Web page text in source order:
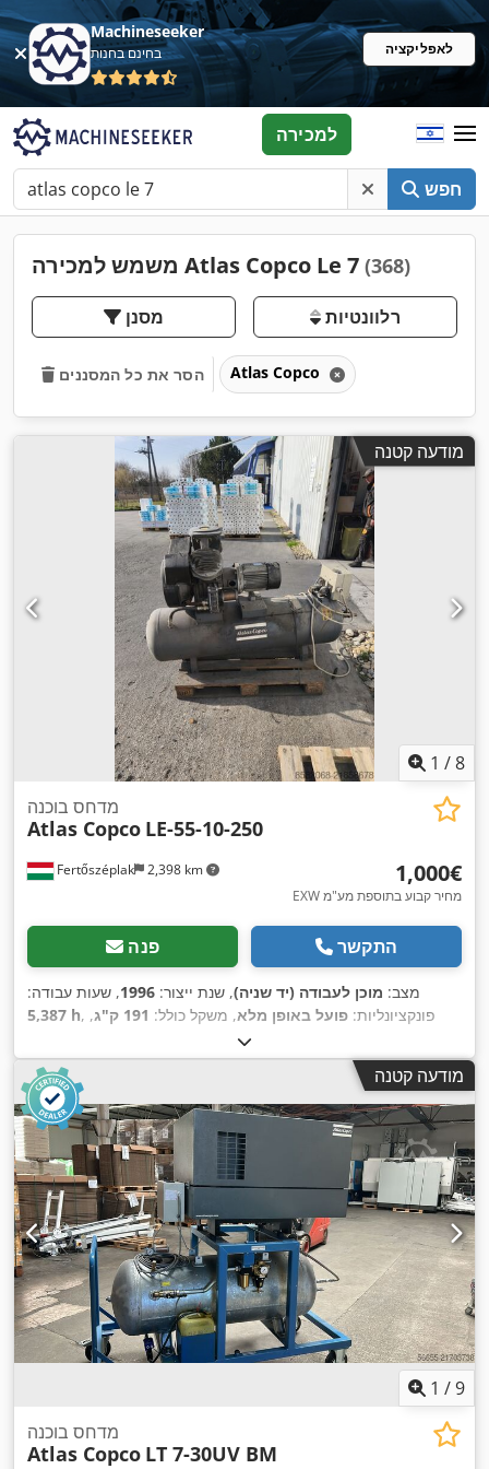
Machineseeker
בחינם בחנות לאפליקציה
חפש
למכירה
משמש למכירה Atlas Copco Le 7 (368)
מסנן רלוונטיות
הסר את כל המסננים Atlas Copco
מודעה קטנה
1 /8
Fertőszéplak 2,398 km
מדחס בוכנה
Atlas Copco LE-55-10-250
‏1,000 ‏€
EXW מחיר קבוע בתוספת מע"מ
פנה התקשר
מצב: מוכן לעבודה (יד שניה), שנת ייצור: 1996, שעות עבודה:
5,387 h
, פונקציונליות: פועל באופן מלא, משקל כולל: 191 ק"ג
,
מודעה קטנה
1 /9
מדחס בוכנה
Atlas Copco LT 7-30UV BM